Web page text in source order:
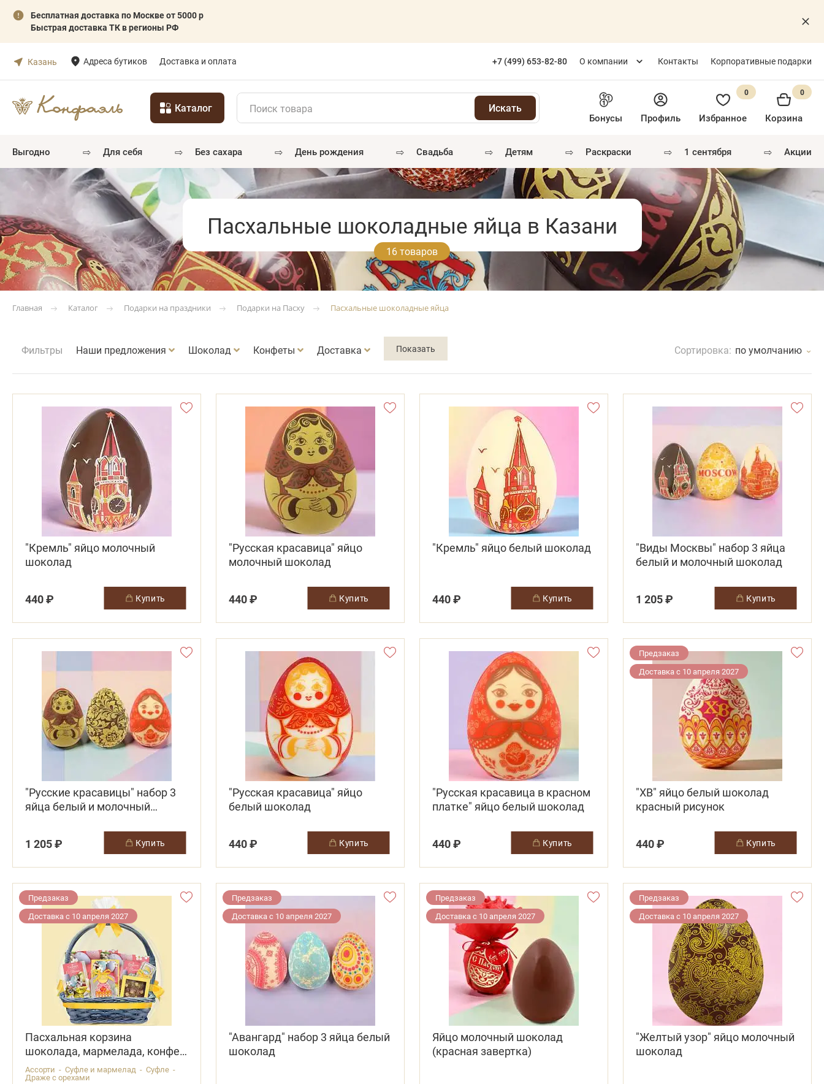
Бесплатная доставка по Москве от 5000 р
Быстрая доставка ТК в регионы РФ
Казань Адреса бутиков Доставка и оплата +7 (499) 653-82-80 О компании Контакты Корпоративные подарки
Каталог
Бонусы Профиль Избранное
0
Корзина
0
выгодно ⇨ для себя ⇨ без сахара ⇨ день рождения ⇨ свадьба ⇨ детям ⇨ раскраски ⇨ 1 сентября ⇨ акции
Пасхальные шоколадные яйца в Казани
16 товаров
Главная Каталог Подарки на праздники Подарки на Пасху Пасхальные шоколадные яйца
Фильтры Наши предложения Шоколад Конфеты Доставка Сортировка: по умолчанию
"Кремль" яйцо молочный
шоколад
440 ₽ купить
"Русская красавица" яйцо
молочный шоколад
440 ₽ купить
"Кремль" яйцо белый шоколад
440 ₽ купить
"Виды Москвы" набор 3 яйца
белый и молочный шоколад
1 205 ₽ купить
"Русские красавицы" набор 3
яйца белый и молочный
1 205 ₽
купить
"Русская красавица" яйцо
белый шоколад
440 ₽ купить
"Русская красавица в красном
платке" яйцо белый шоколад
440 ₽ купить
Предзаказ
Доставка с 10 апреля 2027
"ХВ" яйцо белый шоколад
красный рисунок
440 ₽ купить
Предзаказ
Доставка с 10 апреля 2027
Пасхальная корзина
шоколада, мармелада, конфет
глазированных
Ассорти - Суфле и мармелад - Суфле -
Драже с орехами
Предзаказ
Доставка с 10 апреля 2027
"Авангард" набор 3 яйца белый
шоколад
Предзаказ
Доставка с 10 апреля 2027
Яйцо молочный шоколад
(красная завертка)
Предзаказ
Доставка с 10 апреля 2027
"Желтый узор" яйцо молочный
шоколад